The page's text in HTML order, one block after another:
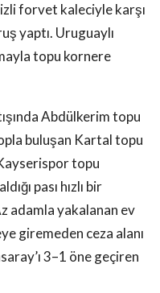
forvet kaleciyle karşı
yaptı. Uruguaylı
topu kornere
Abdülkerim topu
buluşan Kartal topu
topu
pası hızlı bir
adamla yakalanan ev
giremeden ceza alanı
3–1 öne geçiren